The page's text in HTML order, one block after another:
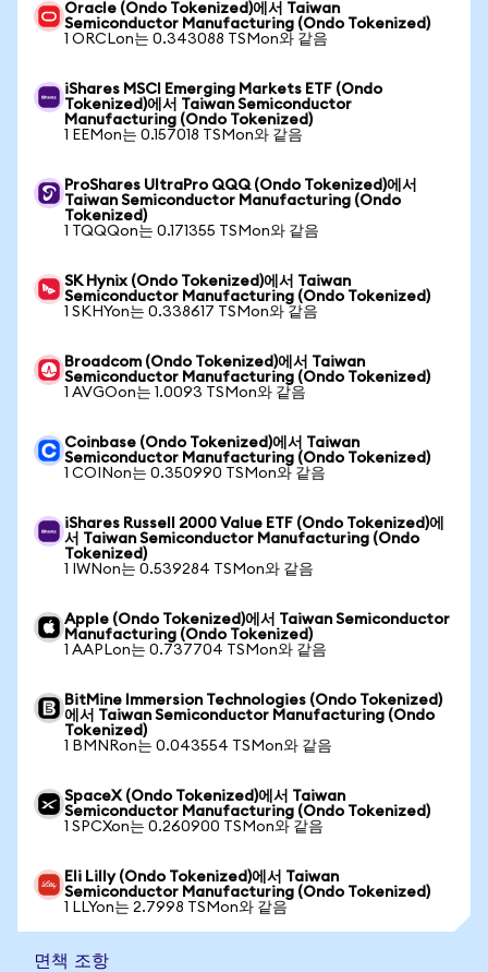
Oracle (Ondo Tokenized)에서 Taiwan
Semiconductor Manufacturing (Ondo Tokenized)
1 ORCLon는 0.343088 TSMon와 같음
iShares MSCI Emerging Markets ETF (Ondo
Tokenized)에서 Taiwan Semiconductor
Manufacturing (Ondo Tokenized)
1 EEMon는 0.157018 TSMon와 같음
ProShares UltraPro QQQ (Ondo Tokenized)에서
Taiwan Semiconductor Manufacturing (Ondo
Tokenized)
1 TQQQon는 0.171355 TSMon와 같음
SK Hynix (Ondo Tokenized)에서 Taiwan
Semiconductor Manufacturing (Ondo Tokenized)
1 SKHYon는 0.338617 TSMon와 같음
Broadcom (Ondo Tokenized)에서 Taiwan
Semiconductor Manufacturing (Ondo Tokenized)
1 AVGOon는 1.0093 TSMon와 같음
Coinbase (Ondo Tokenized)에서 Taiwan
Semiconductor Manufacturing (Ondo Tokenized)
1 COINon는 0.350990 TSMon와 같음
iShares Russell 2000 Value ETF (Ondo Tokenized)에
서 Taiwan Semiconductor Manufacturing (Ondo
Tokenized)
1 IWNon는 0.539284 TSMon와 같음
Apple (Ondo Tokenized)에서 Taiwan Semiconductor
Manufacturing (Ondo Tokenized)
1 AAPLon는 0.737704 TSMon와 같음
BitMine Immersion Technologies (Ondo Tokenized)
에서 Taiwan Semiconductor Manufacturing (Ondo
Tokenized)
1 BMNRon는 0.043554 TSMon와 같음
SpaceX (Ondo Tokenized)에서 Taiwan
Semiconductor Manufacturing (Ondo Tokenized)
1 SPCXon는 0.260900 TSMon와 같음
Eli Lilly (Ondo Tokenized)에서 Taiwan
Semiconductor Manufacturing (Ondo Tokenized)
1 LLYon는 2.7998 TSMon와 같음
면책 조항